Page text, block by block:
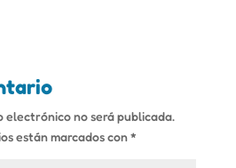
electrónico no será publicada.
están marcados con*